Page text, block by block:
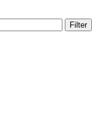
Filter